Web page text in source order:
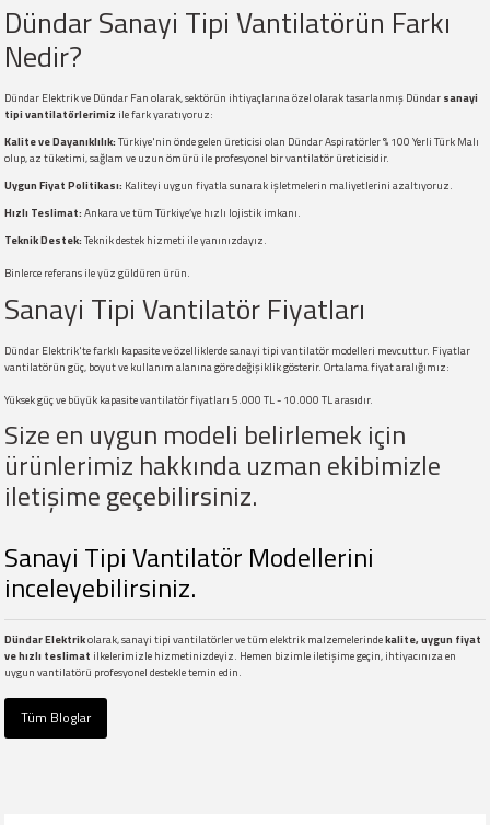
Dündar Sanayi Tipi Vantilatörün Farkı
Nedir?
Dündar Elektrik ve Dündar Fan olarak, sektörün ihtiyaçlarına özel olarak tasarlanmış Dündarsanayi
tipi vantilatörlerimiz ile fark yaratıyoruz:
Kalite ve Dayanıklılık:Türkiye'nin önde gelen üreticisi olan Dündar Aspiratörler % 100 Yerli Türk Malı
olup, az tüketimi, sağlam ve uzun ömürü ile profesyonel bir vantilatör üreticisidir.
Uygun Fiyat Politikası: Kaliteyi uygun fiyatla sunarak işletmelerin maliyetlerini azaltıyoruz.
Hızlı Teslimat:Ankara ve tüm Türkiye’ye hızlı lojistik imkanı.
Teknik Destek:Teknik destek hizmeti ile yanınızdayız.
Binlerce referans ile yüz güldüren ürün.
Sanayi Tipi Vantilatör Fiyatları
Dündar Elektrik'te farklı kapasite ve özelliklerde sanayi tipi vantilatör modelleri mevcuttur. Fiyatlar
vantilatörün güç, boyut ve kullanım alanına göre değişiklik gösterir. Ortalama fiyat aralığımız:
Yüksek güç ve büyük kapasite vantilatör fiyatları 5.000 TL - 10.000 TL arasıdır.
Size en uygun modeli belirlemek için
ürünlerimiz hakkında uzman ekibimizle
iletişime geçebilirsiniz.
Sanayi Tipi Vantilatör Modellerini
inceleyebilirsiniz.
Dündar Elektrikolarak, sanayi tipi vantilatörler ve tüm elektrik malzemelerindekalite, uygun fiyat
ve hızlı teslimat ilkelerimizle hizmetinizdeyiz. Hemen bizimle iletişime geçin, ihtiyacınıza en
uygun vantilatörü profesyonel destekle temin edin.
Tüm Bloglar